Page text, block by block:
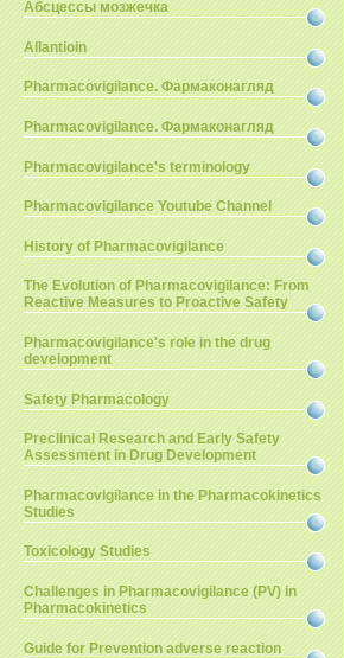
Абсцессы мозжечка
Allantioin
Pharmacovigilance. Фармаконагляд
Pharmacovigilance. Фармаконагляд
Pharmacovigilance's terminology
Pharmacovigilance Youtube Channel
History of Pharmacovigilance
The Evolution of Pharmacovigilance: From
Reactive Measures to Proactive Safety
Pharmacovigilance's role in the drug
development
Safety Pharmacology
Preclinical Research and Early Safety
Assessment in Drug Development
Pharmacovigilance in the Pharmacokinetics
Studies
Toxicology Studies
Challenges in Pharmacovigilance (PV) in
Pharmacokinetics
Guide for Prevention adverse reaction